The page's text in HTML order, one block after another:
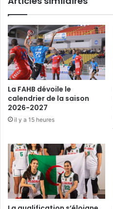
La FAHB dévoile le
calendrier de la saison
2026-2027
il y a 15 heures